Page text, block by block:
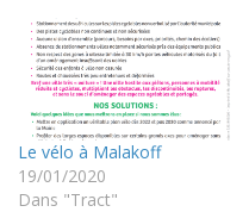
Le vélo à Malakoff
19/01/2020
Dans "Tract"